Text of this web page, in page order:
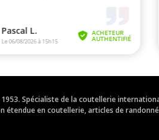
Spécialiste de la coutellerie
étendue en coutellerie, articles de